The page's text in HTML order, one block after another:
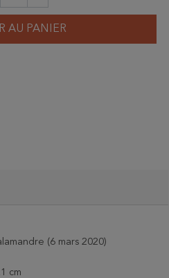
AU PANIER
(6 mars 2020)
cm